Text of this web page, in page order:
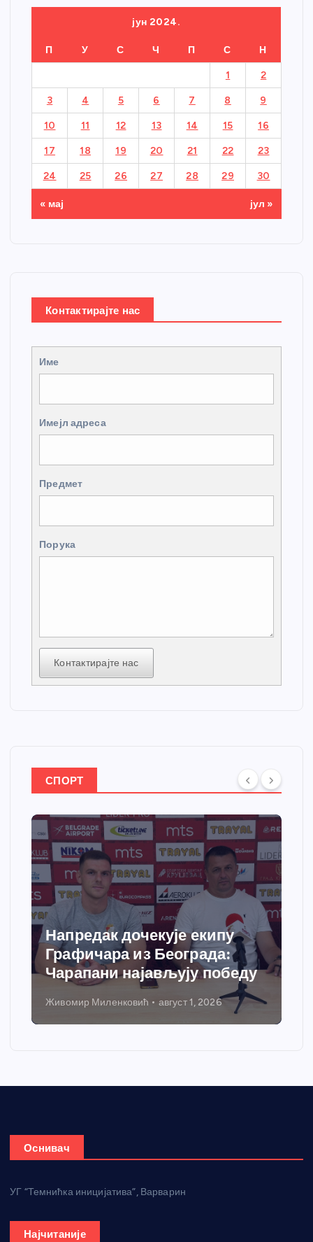
јун 2024.
П У С Ч П С Н
1 2
3 4 5 6 7 8 9
10 11 12 13 14 15 16
17 18 19 20 21 22 23
24 25 26 27 28 29 30
« мај јул »
Контактирајте нас
Име
Имејл адреса
Предмет
Порука
Контактирајте нас
СПОРТ
Напредак дочекује екипу
Графичара из Београда:
Чарапани најављују победу
Живомир Миленковић август 1, 2026
Оснивач
УГ “Темнићка иницијатива”, Варварин
Најчитаније